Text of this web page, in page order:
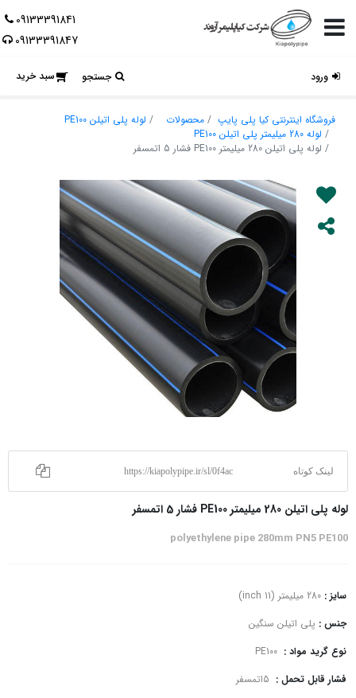
09133391841
09133391847
سبد خرید جستجو ورود
فروشگاه اینترنتی کیا پلی پایپ محصولات
لوله پلی اتیلن PE100
لوله 280 میلیمتر پلی اتیلن PE100
لوله پلی اتیلن 280 میلیمتر PE100 فشار 5 اتمسفر
لینک کوتاه https://kiapolypipe.ir/sl/0f4ac
لوله پلی اتیلن 280 میلیمتر PE100 فشار 5 اتمسفر
polyethylene pipe 280mm PN5 PE100
سایز : 280 میلیمتر (11 inch)
جنس : پلی اتیلن سنگین
نوع گرید مواد :
فشار قابل تحمل :